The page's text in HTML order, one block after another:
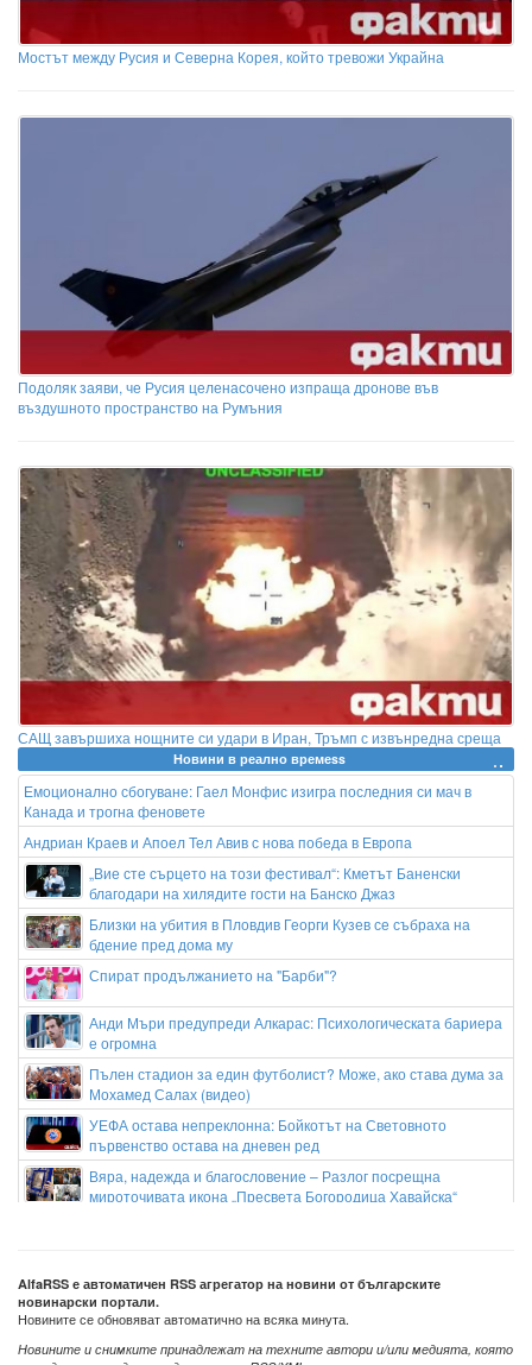
Мостът между Русия и Северна Корея, който тревожи Украйна
Подоляк заяви, че Русия целенасочено изпраща дронове във
въздушното пространство на Румъния
САЩ завършиха нощните си удари в Иран, Тръмп с извънредна среща
Новини в реално времеss
Емоционално сбогуване: Гаел Монфис изигра последния си мач в
Канада и трогна феновете
Андриан Краев и Апоел Тел Авив с нова победа в Европа
„Вие сте сърцето на този фестивал“: Кметът Баненски
благодари на хилядите гости на Банско Джаз
Близки на убития в Пловдив Георги Кузев се събраха на
бдение пред дома му
Спират продължанието на "Барби"?
Анди Мъри предупреди Алкарас: Психологическата бариера
е огромна
Пълен стадион за един футболист? Може, ако става дума за
Мохамед Салах (видео)
УЕФА остава непреклонна: Бойкотът на Световното
първенство остава на дневен ред
Вяра, надежда и благословение – Разлог посрещна
мироточивата икона „Пресвета Богородица Хавайска“
AlfaRSS е автоматичен RSS агрегатор на новини от българските
новинарски портали.
Новините се обновяват автоматично на всяка минута.
Новините и снимките принадлежат на техните автори и/или медията, която